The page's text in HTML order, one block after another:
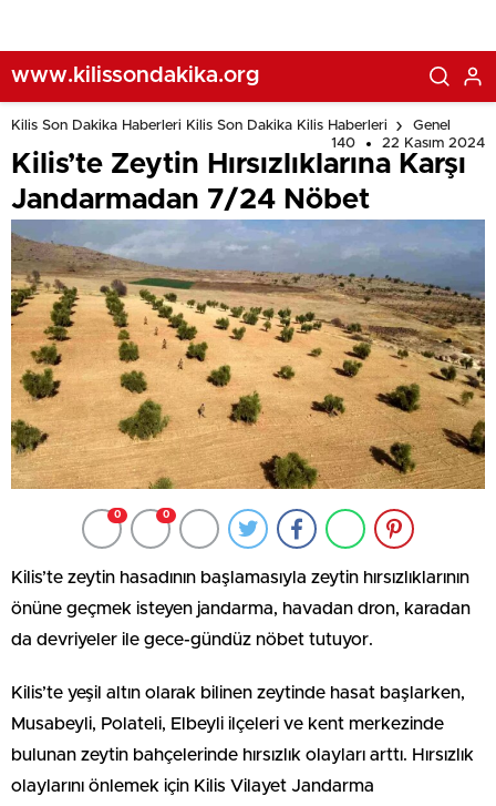
www.kilissondakika.org
Kilis Son Dakika Haberleri Kilis Son Dakika Kilis Haberleri
Genel
140
22 Kasım 2024
Kilis’te Zeytin Hırsızlıklarına Karşı
Jandarmadan 7/24 Nöbet
0 0
Kilis’te zeytin hasadının başlamasıyla zeytin hırsızlıklarının
önüne geçmek isteyen jandarma, havadan dron, karadan
da devriyeler ile gece-gündüz nöbet tutuyor.
Kilis’te yeşil altın olarak bilinen zeytinde hasat başlarken,
Musabeyli, Polateli, Elbeyli ilçeleri ve kent merkezinde
bulunan zeytin bahçelerinde hırsızlık olayları arttı. Hırsızlık
olaylarını önlemek için Kilis Vilayet Jandarma